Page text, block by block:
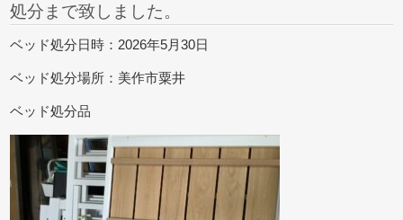
処分まで致しました。
ベッド処分日時：2026年5月30日
ベッド処分場所：美作市粟井
ベッド処分品